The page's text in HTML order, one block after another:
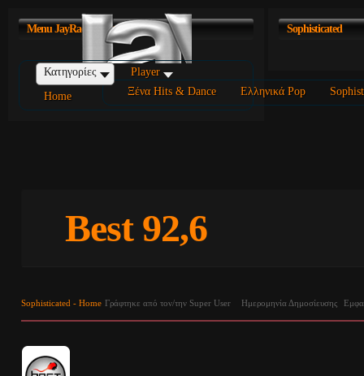
Ξένα Hits & Dance Ελληνικά Pop
MenuJayRadio Portal
Κατηγορίες
Player
Home
Sophisticated
Best 92,6
Sophisticated - Home Γράφτηκε από τον/την Super User Ημερομηνία Δημοσίευσης